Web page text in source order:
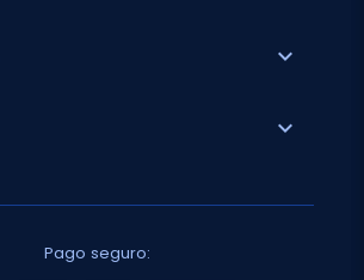
expand_more
expand_more
Pago seguro: